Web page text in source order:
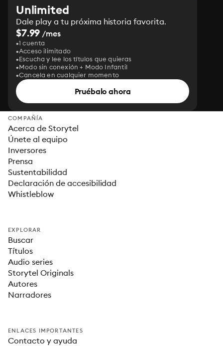
Unlimited
Dale play a tu próxima historia favorita.
$7.99 /mes
1 cuenta
Acceso ilimitado
Escucha y lee los títulos que quieras
Modo sin conexión + Modo Infantil
Cancela en cualquier momento
Pruébalo ahora
COMPAÑÍA
Acerca de Storytel
Únete al equipo
Inversores
Prensa
Sustentabilidad
Declaración de accesibilidad
Whistleblow
EXPLORAR
Buscar
Títulos
Audio series
Storytel Originals
Autores
Narradores
ENLACES IMPORTANTES
Contacto y ayuda